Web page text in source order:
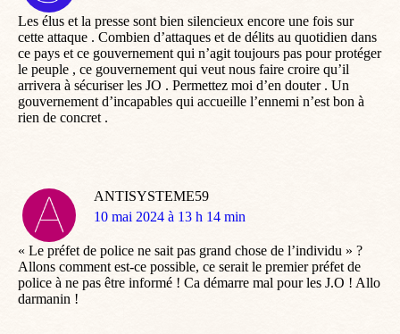
Les élus et la presse sont bien silencieux encore une fois sur
cette attaque . Combien d’attaques et de délits au quotidien dans
ce pays et ce gouvernement qui n’agit toujours pas pour protéger
le peuple , ce gouvernement qui veut nous faire croire qu’il
arrivera à sécuriser les JO . Permettez moi d’en douter . Un
gouvernement d’incapables qui accueille l’ennemi n’est bon à
rien de concret .
ANTISYSTEME59
dit
10 mai 2024 à 13 h 14 min
« Le préfet de police ne sait pas grand chose de l’individu » ?
Allons comment est-ce possible, ce serait le premier préfet de
police à ne pas être informé ! Ca démarre mal pour les J.O ! Allo
darmanin !